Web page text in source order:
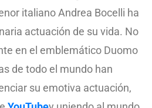
italiano Andrea Bocelli ha
actuación de su vida. No
en el emblemático Duomo
de todo el mundo han
su emotiva actuación,